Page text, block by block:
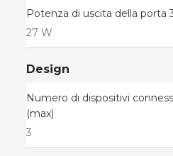
Potenza di uscita della porta
27 W
Design
Numero di dispositivi
(max)
3